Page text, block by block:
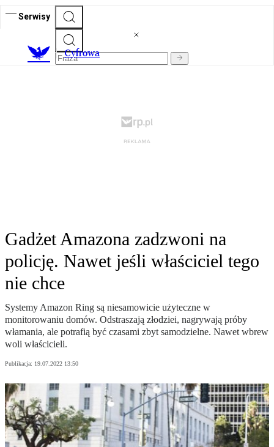
Serwisy
Cyfrowa
Gadżet Amazona zadzwoni na
policję. Nawet jeśli właściciel tego
nie chce
Systemy Amazon Ring są niesamowicie użyteczne w
monitorowaniu domów. Odstraszają złodziei, nagrywają próby
włamania, ale potrafią być czasami zbyt samodzielne. Nawet wbrew
woli właścicieli.
Publikacja: 19.07.2022 13:50